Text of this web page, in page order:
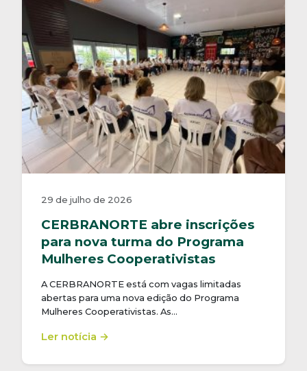
29 de julho de 2026
CERBRANORTE abre inscrições
para nova turma do Programa
Mulheres Cooperativistas
A CERBRANORTE está com vagas limitadas
abertas para uma nova edição do Programa
Mulheres Cooperativistas. As…
Ler notícia →